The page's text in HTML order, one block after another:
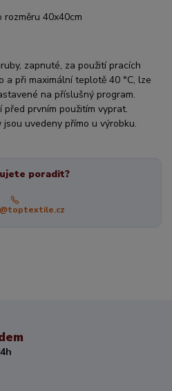
40x40cm
zapnuté, za použití pracích
při maximální teplotě 40 °C, lze
na příslušný program.
prvním použitím vyprat.
uvedeny přímo u výrobku.
poradit?